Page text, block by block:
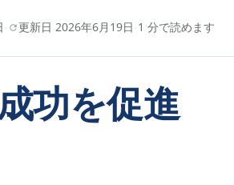
· 更新日 2026年6月19日 ·1 分で読めます
功を促進